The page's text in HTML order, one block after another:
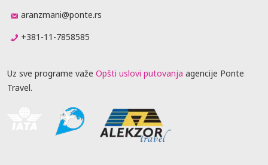
aranzmani@ponte.rs
+381-11-7858585
Uz sve programe važe Opšti uslovi putovanja agencije Ponte
Travel.